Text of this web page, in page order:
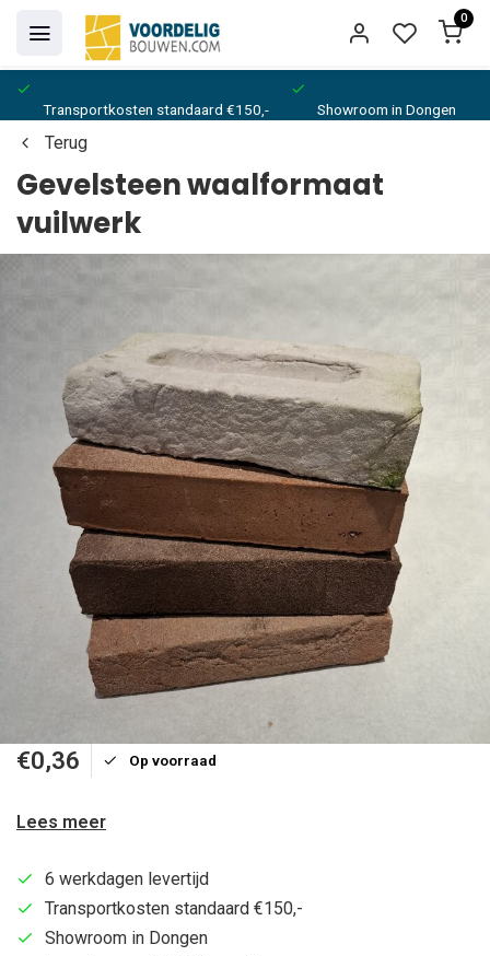
0
Transportkosten standaard €150,- Showroom in Dongen
Terug
Gevelsteen waalformaat
vuilwerk
€0,36 Op voorraad
Lees meer
6 werkdagen levertijd
Transportkosten standaard €150,-
Showroom in Dongen